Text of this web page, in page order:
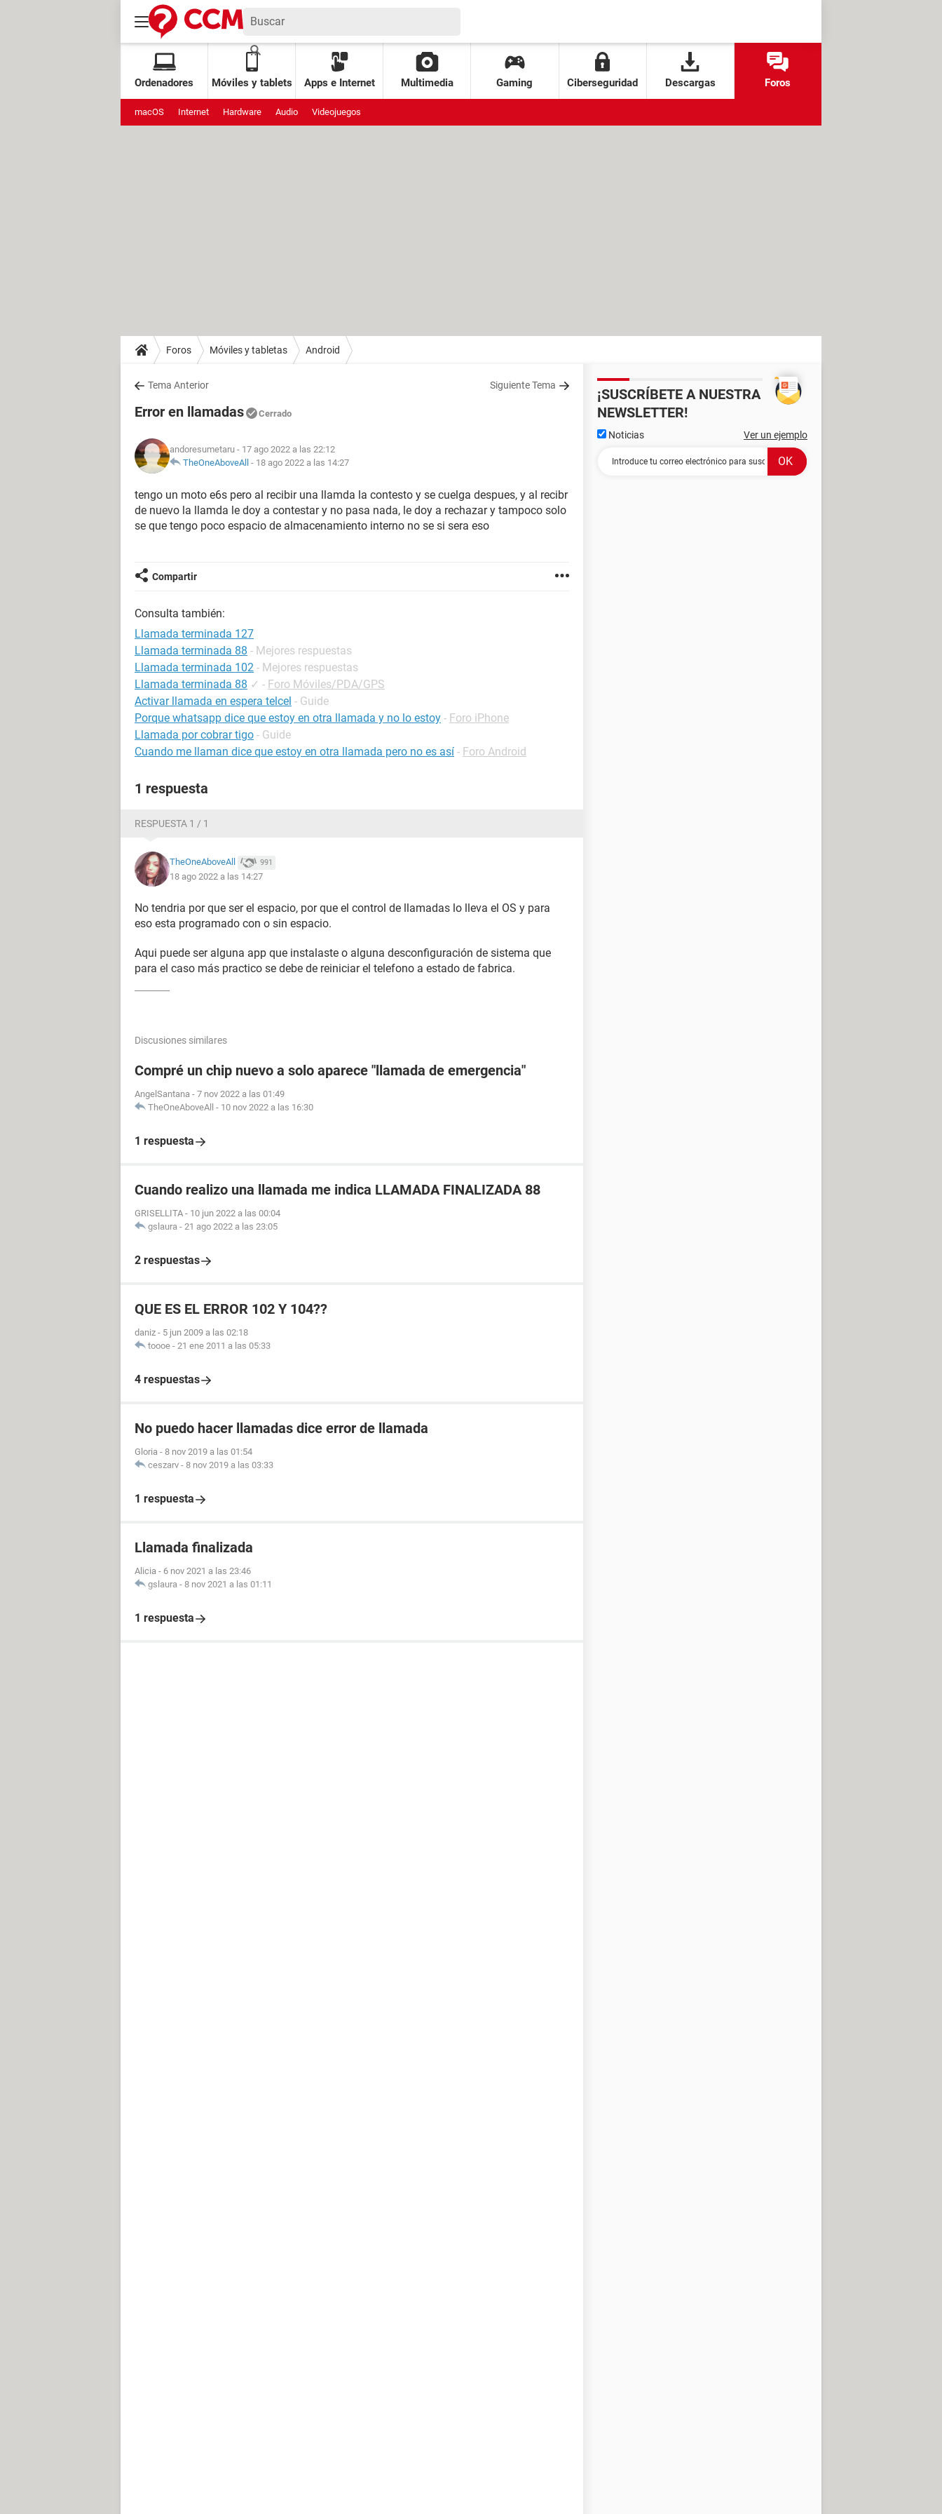
Ordenadores Móviles y tablets Apps e Internet Multimedia Gaming Ciberseguridad Descargas Foros
macOS Internet Hardware Audio Videojuegos
Foros Móviles y tabletas Android
Tema Anterior Siguiente Tema
Error en llamadas Cerrado
andoresumetaru - 17 ago 2022 a las 22:12
TheOneAboveAll - 18 ago 2022 a las 14:27
tengo un moto e6s pero al recibir una llamda la contesto y se cuelga despues, y al recibr
de nuevo la llamda le doy a contestar y no pasa nada, le doy a rechazar y tampoco solo
se que tengo poco espacio de almacenamiento interno no se si sera eso
Compartir
Consulta también:
Llamada terminada 127
Llamada terminada 88 - Mejores respuestas
Llamada terminada 102 - Mejores respuestas
Llamada terminada 88 ✓ - Foro Móviles/PDA/GPS
Activar llamada en espera telcel - Guide
Porque whatsapp dice que estoy en otra llamada y no lo estoy - Foro iPhone
Llamada por cobrar tigo - Guide
Cuando me llaman dice que estoy en otra llamada pero no es así - Foro Android
1 respuesta
RESPUESTA 1 / 1
TheOneAboveAll 991
18 ago 2022 a las 14:27
No tendria por que ser el espacio, por que el control de llamadas lo lleva el OS y para
eso esta programado con o sin espacio.
Aqui puede ser alguna app que instalaste o alguna desconfiguración de sistema que
para el caso más practico se debe de reiniciar el telefono a estado de fabrica.
Discusiones similares
Compré un chip nuevo a solo aparece "llamada de emergencia"
AngelSantana - 7 nov 2022 a las 01:49
TheOneAboveAll - 10 nov 2022 a las 16:30
1 respuesta
Cuando realizo una llamada me indica LLAMADA FINALIZADA 88
GRISELLITA - 10 jun 2022 a las 00:04
gslaura - 21 ago 2022 a las 23:05
2 respuestas
QUE ES EL ERROR 102 Y 104??
daniz - 5 jun 2009 a las 02:18
toooe - 21 ene 2011 a las 05:33
4 respuestas
No puedo hacer llamadas dice error de llamada
Gloria - 8 nov 2019 a las 01:54
ceszarv - 8 nov 2019 a las 03:33
1 respuesta
Llamada finalizada
Alicia - 6 nov 2021 a las 23:46
gslaura - 8 nov 2021 a las 01:11
1 respuesta
¡SUSCRÍBETE A NUESTRA
NEWSLETTER!
Noticias Ver un ejemplo